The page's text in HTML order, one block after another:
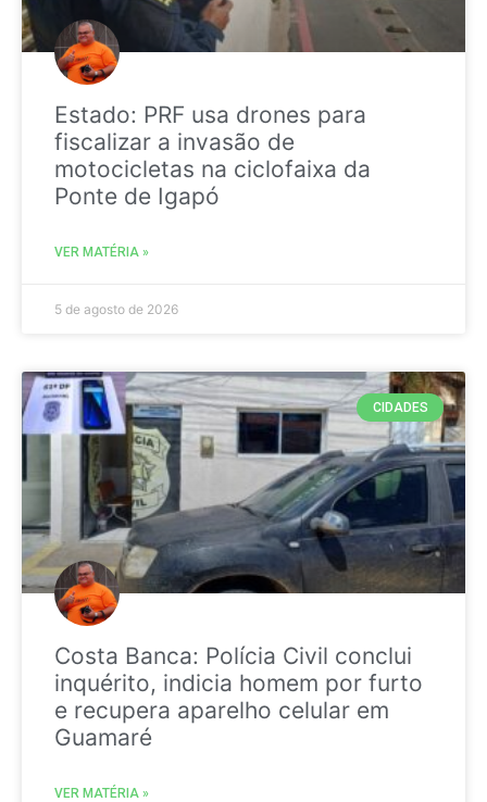
Estado: PRF usa drones para
fiscalizar a invasão de
motocicletas na ciclofaixa da
Ponte de Igapó
VER MATÉRIA »
5 de agosto de 2026
CIDADES
Costa Banca: Polícia Civil conclui
inquérito, indicia homem por furto
e recupera aparelho celular em
Guamaré
VER MATÉRIA »